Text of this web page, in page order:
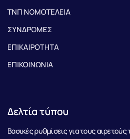
ΤΝΠ ΝΟΜΟΤΕΛΕΙΑ
ΣΥΝΔΡΟΜΕΣ
ΕΠΙΚΑΙΡΟΤΗΤΑ
ΕΠΙΚΟΙΝΩΝΙΑ
Δελτία τύπου
Βασικές ρυθμίσεις για τους αιρετούς